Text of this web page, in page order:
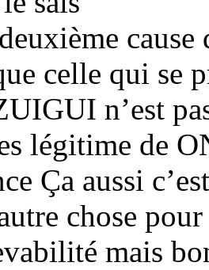
celle qui se
n’est
légitime de
Ça aussi
chose
mais